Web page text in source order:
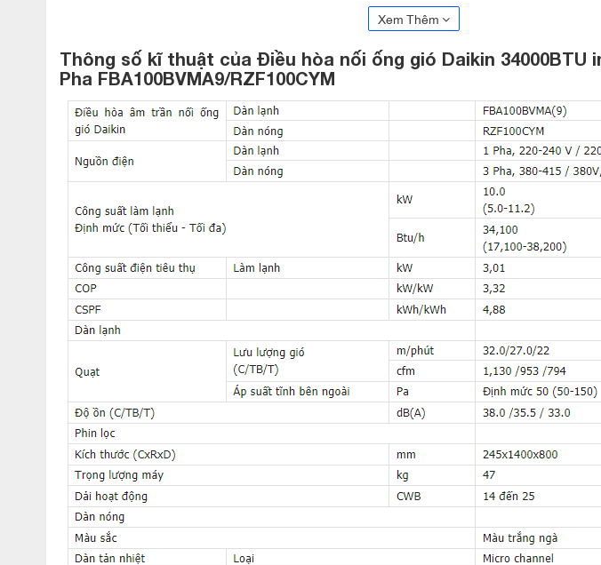
Loại 1 chiều lạnh
Điều hòa nối ống gió Daikin 34000BTU inverter 1 chiều 3 Pha FBA100BVMA9/RZF100CYM
dòng điều hòa thương mại được sản xuất tại Thái Lan trên dây chuyền hiện đại tiến tiến của Thái
của tất cả các loại điều hòa được kinh doanh trên thị trường. Loại 1 chiều lạnh cũng là lựa chọn
quyết định mua điều hòa. Ưu thế là giá rẻ hơn khá nhiều so với loại điều hòa 2 chiều.
Gas R32 – Môi chất làm lạnh thế hệ mới nhất
Điều hòa nối ống gió Daikin 34000BTU inverter 1 chiều 3 Pha FBA100BVMA9/RZF100CYMsử
lạnh mới nhất hiện tại. Trong 3 loại gas làm lạnh phổ biến với điều hòa dân dụng hiện tại là R22,
Xem Thêm
Thông số kĩ thuật của Điều hòa nối ống gió Daikin 34000BTU
Pha FBA100BVMA9/RZF100CYM